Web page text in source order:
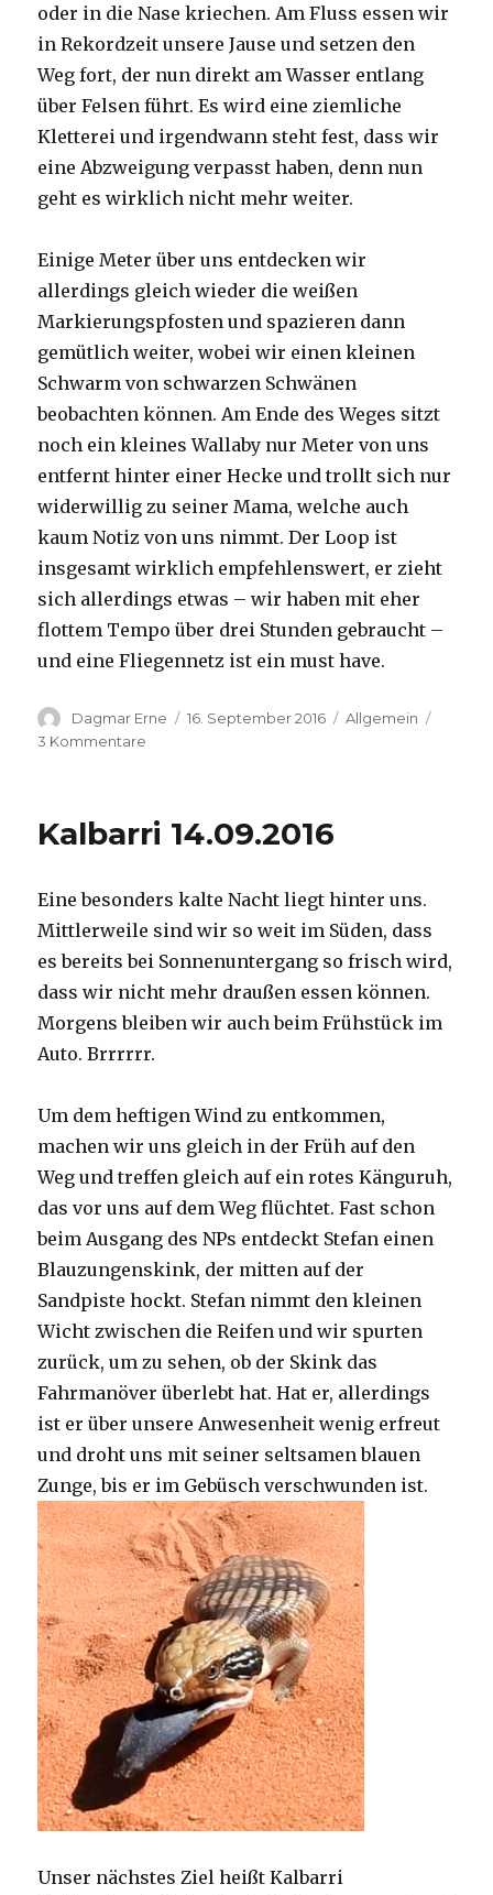
oder in die Nase kriechen. Am Fluss essen wir
in Rekordzeit unsere Jause und setzen den
Weg fort, der nun direkt am Wasser entlang
über Felsen führt. Es wird eine ziemliche
Kletterei und irgendwann steht fest, dass wir
eine Abzweigung verpasst haben, denn nun
geht es wirklich nicht mehr weiter.
Einige Meter über uns entdecken wir
allerdings gleich wieder die weißen
Markierungspfosten und spazieren dann
gemütlich weiter, wobei wir einen kleinen
Schwarm von schwarzen Schwänen
beobachten können. Am Ende des Weges sitzt
noch ein kleines Wallaby nur Meter von uns
entfernt hinter einer Hecke und trollt sich nur
widerwillig zu seiner Mama, welche auch
kaum Notiz von uns nimmt. Der Loop ist
insgesamt wirklich empfehlenswert, er zieht
sich allerdings etwas – wir haben mit eher
flottem Tempo über drei Stunden gebraucht –
und eine Fliegennetz ist ein must have.
Autor
Dagmar Erne
Veröffentlicht
16. September 2016 Kategorien
Allgemein
3 Kommentare
Kalbarri 14.09.2016
Eine besonders kalte Nacht liegt hinter uns.
Mittlerweile sind wir so weit im Süden, dass
es bereits bei Sonnenuntergang so frisch wird,
dass wir nicht mehr draußen essen können.
Morgens bleiben wir auch beim Frühstück im
Auto. Brrrrrr.
Um dem heftigen Wind zu entkommen,
machen wir uns gleich in der Früh auf den
Weg und treffen gleich auf ein rotes Känguruh,
das vor uns auf dem Weg flüchtet. Fast schon
beim Ausgang des NPs entdeckt Stefan einen
Blauzungenskink, der mitten auf der
Sandpiste hockt. Stefan nimmt den kleinen
Wicht zwischen die Reifen und wir spurten
zurück, um zu sehen, ob der Skink das
Fahrmanöver überlebt hat. Hat er, allerdings
ist er über unsere Anwesenheit wenig erfreut
und droht uns mit seiner seltsamen blauen
Zunge, bis er im Gebüsch verschwunden ist.
Unser nächstes Ziel heißt Kalbarri